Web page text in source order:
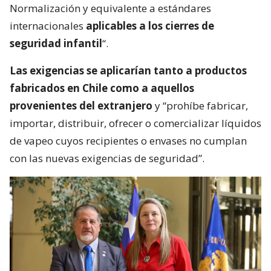
Normalización y equivalente a estándares
internacionales aplicables a los cierres de
seguridad infantil“.
Las exigencias se aplicarían tanto a productos
fabricados en Chile como a aquellos
provenientes del extranjero y “prohíbe fabricar,
importar, distribuir, ofrecer o comercializar líquidos
de vapeo cuyos recipientes o envases no cumplan
con las nuevas exigencias de seguridad”.